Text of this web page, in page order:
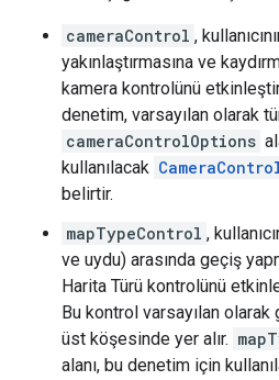
cameraControl ,
yakınlaştırmasına ve
kamera kontrolünü
denetim, varsayılan olarak
cameraControlOptions
kullanılacak
belirtir.
mapTypeControl ,
ve uydu) arasında geçiş
Harita Türü kontrolünü
Bu kontrol varsayılan olarak
üst köşesinde yer alır.
alanı, bu denetim için